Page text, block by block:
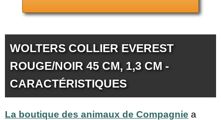
WOLTERS COLLIER EVEREST
ROUGE/NOIR 45 CM, 1,3 CM -
CARACTÉRISTIQUES
La boutique des animaux de Compagnie a